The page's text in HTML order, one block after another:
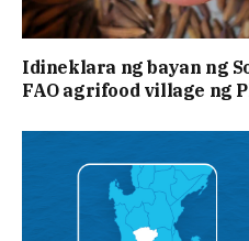
Idineklara ng bayan ng
FAO agrifood village ng